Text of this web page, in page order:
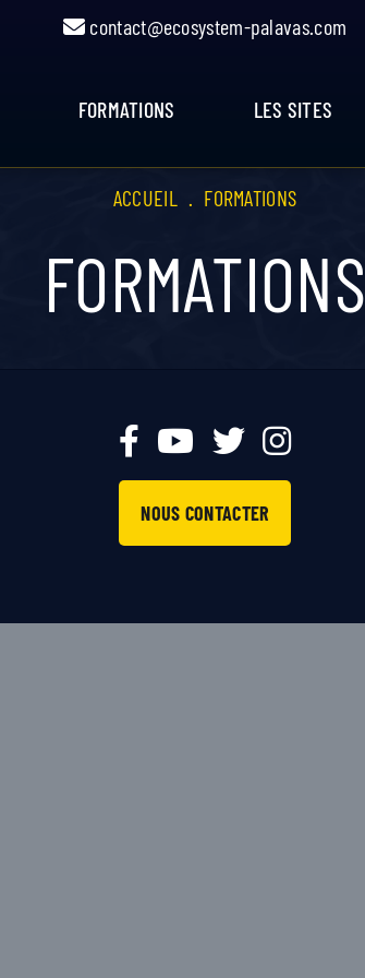
contact@ecosystem-palavas.com
FORMATIONS LES SITES
ACCUEIL . FORMATIONS
FORMATIONS
NOUS CONTACTER